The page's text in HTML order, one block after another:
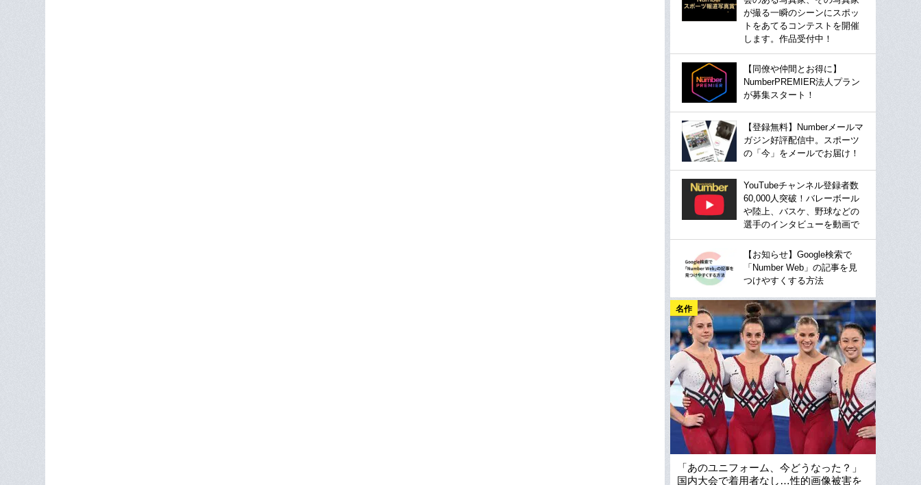
が撮る一瞬のシーンにスポッ
トをあてるコンテストを開催
します。作品受付中！
【同僚や仲間とお得に】
NumberPREMIER法人プラン
が募集スタート！
【登録無料】Numberメールマ
ガジン好評配信中。スポーツ
の「今」をメールでお届け！
YouTubeチャンネル登録者数
60,000人突破！バレーボール
や陸上、バスケ、野球などの
選手のインタビューを動画で
【お知らせ】Google検索で
「Number Web」の記事を見
つけやすくする方法
名作
「あのユニフォーム、今どうなった？」
国内大会で着用者なし…性的画像被害を